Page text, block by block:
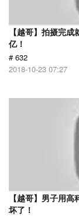
【越哥】拍摄完
亿！
# 632
2018-10-23 07:27
【越哥】男子用
坏了！